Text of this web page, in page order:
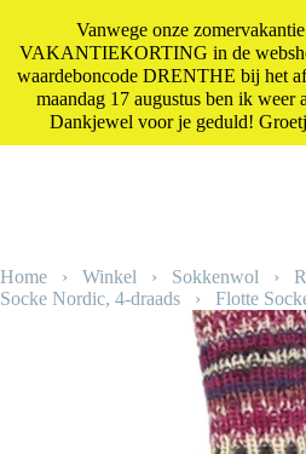
Kadootjes
Home › Winkel › Sokkenwol ›
Socke Nordic, 4-draads › Flotte
Vanwege onze
VAKANTIEKORTING in de
waardeboncode DRENTHE bij het
maandag 17 augustus ben ik weer
Dankjewel voor je geduld!